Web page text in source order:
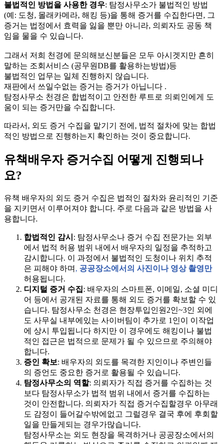
불법적인 방법을 사용한 경우: 탐정사무소가 불법적인 방법
(예: 도청, 몰래카메라, 해킹 등)을 통해 증거를 수집한다면, 그
증거는 법정에서 효력을 잃을 뿐만 아니라, 의뢰자도 공동 책
임을 물을 수 있습니다.
그래서 저희 천경에 문의해보신분들은 모두 아시겟지만 흔히
말하는 조회서비스 (공무원DB를 활용하는방법)등
불법적인 업무는 일체 진행하지 않습니다.
재판에서 쓰일수없는 증거는 증거가 아닙니다 .
탐정사무소 천경은 합법적이고 안전한 루트로 의뢰인에게 도
움이 되는 증거만을 수집합니다.
따라서, 외도 증거 수집을 맡기기 전에, 법적 절차에 맞는 합법
적인 방법으로 진행하는지 확인하는 것이 중요합니다.
유책배우자 증거수집 어떻게 진행되나
요?
유책 배우자의 외도 증거 수집은 법적인 절차와 윤리적인 기준
을 지키면서 이루어져야 합니다. 주로 다음과 같은 방법을 사
용합니다.
합법적인 감시 : 탐정사무소나 증거 수집 전문가는 외부
에서 법적 허용 범위 내에서 배우자의 일정을 추적하고
감시합니다. 이 과정에서 불법적인 도청이나 위치 추적
은 피해야 하며 , 공공장소에서의 사진이나 영상 촬영만
허용됩니다.
디지털 증거 수집: 배우자의 스마트폰, 이메일, 소셜 미디
어 등에서 공개된 자료를 통해 외도 증거를 확보할 수 있
습니다. 탐정사무소 천경은 현장투입인원2인~3인 외에
도 사무실 내부에있는 사이버팀이 추가로 1인이 이작업
에 상시 투입됩니다 하지만 이 경우에도 해킹이나 불법
적인 접근은 법적으로 문제가 될 수 있으므로 주의해야
합니다.
증인 확보: 배우자의 외도를 목격한 지인이나 주변인들
의 증언도 중요한 증거로 활용될 수 있습니다.
탐정사무소의 역할: 의뢰자가 직접 증거를 수집하는 것
보다 탐정사무소가 법적 범위 내에서 증거를 수집하는
것이 안전합니다. 의뢰자가 직접 증거수집할경우 아무래
도 감정이 들어갈수밖에없고 그럴경우 결국 후에 후회할
일을 만들게되는 경우가많습니다.
탐정사무소는 외도 현장을 목격하거나 공공장소에서의